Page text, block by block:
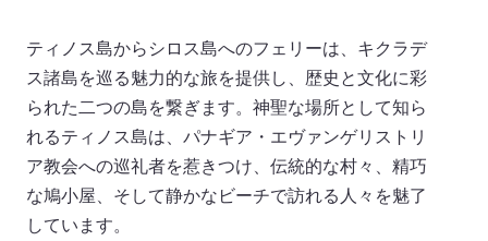
ティノス島からシロス島へのフェリーは、キクラデ
ス諸島を巡る魅力的な旅を提供し、歴史と文化に彩
られた二つの島を繋ぎます。神聖な場所として知ら
れるティノス島は、パナギア・エヴァンゲリストリ
ア教会への巡礼者を惹きつけ、伝統的な村々、精巧
な鳩小屋、そして静かなビーチで訪れる人々を魅了
しています。